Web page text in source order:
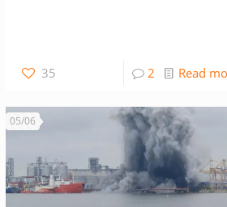
35 2 Read
05/06